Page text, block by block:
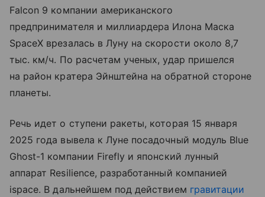
Falcon 9 компании американского
предпринимателя и миллиардера Илона Маска
SpaceX врезалась в Луну на скорости около 8,7
тыс. км/ч. По расчетам ученых, удар пришелся
на район кратера Эйнштейна на обратной стороне
планеты.
Речь идет о ступени ракеты, которая 15 января
2025 года вывела к Луне посадочный модуль Blue
Ghost-1 компании Firefly и японский лунный
аппарат Resilience, разработанный компанией
ispace. В дальнейшем под действием гравитации